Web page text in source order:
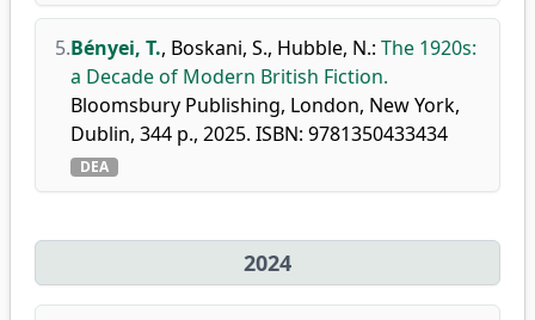
5.Bényei, T., Boskani, S., Hubble, N.: The 1920s:
a Decade of Modern British Fiction.
Bloomsbury Publishing, London, New York,
Dublin, 344 p., 2025. ISBN: 9781350433434
DEA
2024